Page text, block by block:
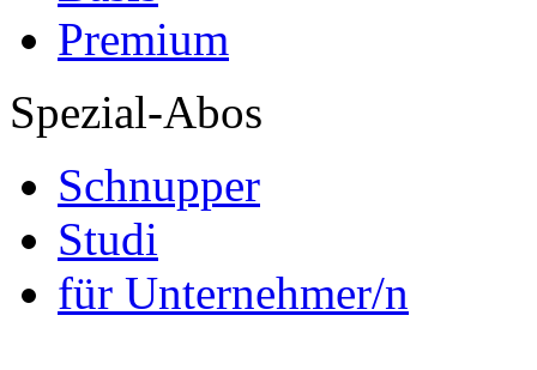
Premium
Spezial-Abos
Schnupper
Studi
für Unternehmer/n